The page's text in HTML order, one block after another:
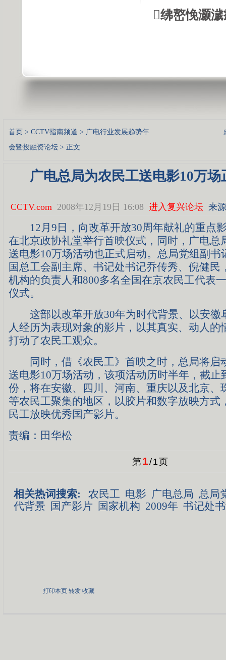
绋嶅悗灏
首页 > CCTV指南频道 > 广电行业发展趋势年
会暨投融资论坛 > 正文
广电总局为农民工送电影10万场
CCTV.com 2008年12月19日 16:08 进入复兴论坛来源
12月9日，向改革开放30周年献礼的重点
在北京政协礼堂举行首映仪式，同时，广电总
送电影10万场活动也正式启动。总局党组副书
国总工会副主席、书记处书记乔传秀、倪健民
机构的负责人和800多名全国在京农民工代表
仪式。
这部以改革开放30年为时代背景、以安徽
人经历为表现对象的影片，以其真实、动人的
打动了农民工观众。
同时，借《农民工》首映之时，总局将启
送电影10万场活动，该项活动历时半年，截止
份，将在安徽、四川、河南、重庆以及北京、
等农民工聚集的地区，以胶片和数字放映方式
民工放映优秀国产影片。
责编：田华松
第1/1页
相关热词搜索: 农民工 电影 广电总局 总局
代背景
国产影片 国家机构 2009年 书记处
打印本页 转发 收藏